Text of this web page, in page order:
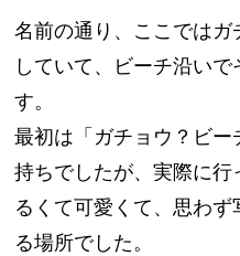
名前の通り、ここでは
していて、ビーチ沿い
す。
最初は「ガチョウ？ビ
持ちでしたが、実際に
るくて可愛くて、思わ
る場所でした。